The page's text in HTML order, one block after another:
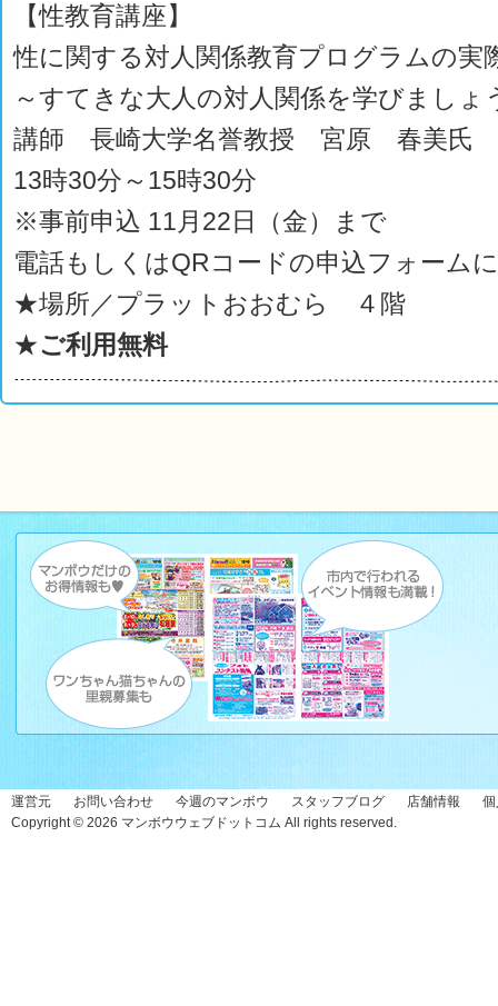
【性教育講座】
性に関する対人関係教育プログラムの実
～すてきな大人の対人関係を学びましょ
講師 長崎大学名誉教授 宮原 春美氏
13時30分～15時30分
※事前申込 11月22日（金）まで
電話もしくはQRコードの申込フォーム
★場所／プラットおおむら ４階
★ご利用無料
運営元 お問い合わせ 今週のマンボウ スタッフブログ 店舗情報
Copyright © 2026 マンボウウェブドットコム All rights reserved.